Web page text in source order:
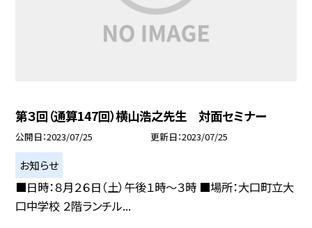
第３回（通算147回）横山浩之先生 対面セミナー
公開日 2023/07/25 更新日 2023/07/25
お知らせ
■日時：８月２６日（土）午後１時〜３時 ■場所：大口町立大
口中学校 ２階ランチル...